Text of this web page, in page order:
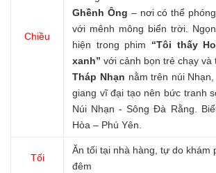
Chiều
Ghềnh Ông – nơi có thể
với mênh mông biển trời.
hiện trong phim “Tôi thấy
xanh” với cảnh bọn trẻ chạy và
Tháp Nhạn nằm trên núi
giang vĩ đại tạo nên bức tranh
Núi Nhạn - Sông Đà Rằng.
Hòa – Phú Yên.
Tối
Ăn tối tại nhà hàng, tự do khám
đêm